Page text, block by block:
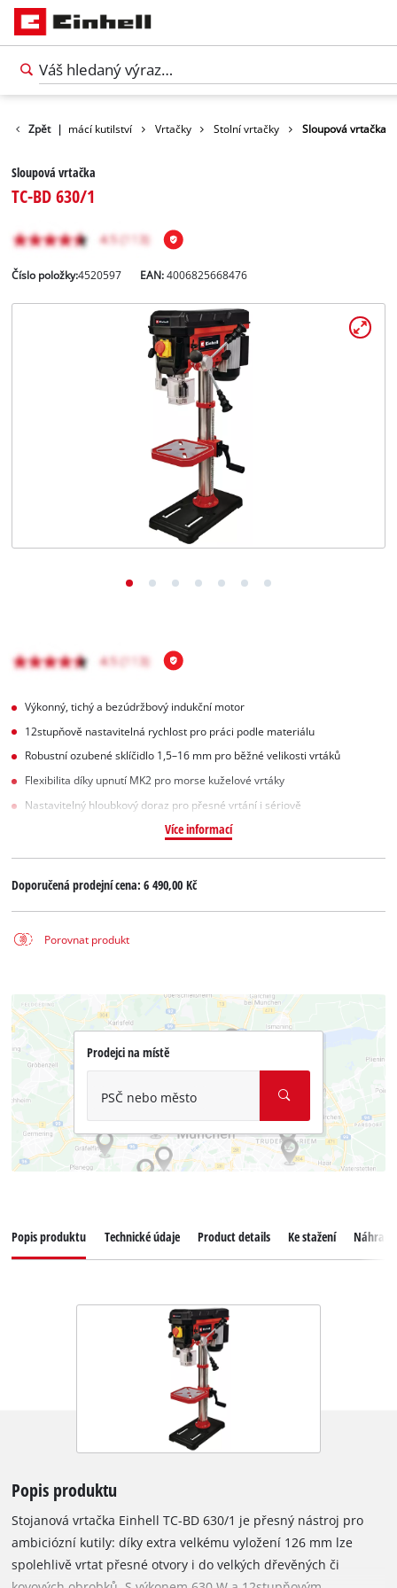
Zpět |Domácí kutilství Vrtačky Stolní vrtačky Sloupová vrtačka
Sloupová vrtačka
TC-BD 630/1
Číslo položky:4520597 EAN:4006825668476
Výkonný, tichý a bezúdržbový indukční motor
12stupňově nastavitelná rychlost pro práci podle materiálu
Robustní ozubené sklíčidlo 1,5–16 mm pro běžné velikosti vrtáků
Flexibilita díky upnutí MK2 pro morse kuželové vrtáky
Nastavitelný hloubkový doraz pro přesné vrtání i sériově
Více informací
Doporučená prodejní cena:6 490,00 Kč
Porovnat produkt
Prodejci na místě
PSČ nebo město
Popis produktu Technické údaje Product details Ke stažení
Popis produktu
Stojanová vrtačka Einhell TC-BD 630/1 je přesný nástroj pro
ambiciózní kutily: díky extra velkému vyložení 126 mm lze
spolehlivě vrtat přesné otvory i do velkých dřevěných či